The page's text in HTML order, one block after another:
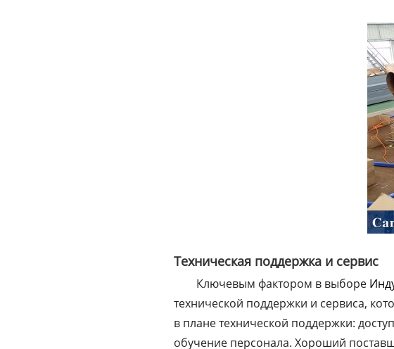
Техническая поддержка и сервис
Ключевым фактором в выборе
технической поддержки и сервиса,
в плане технической поддержки:
обучение персонала. Хороший